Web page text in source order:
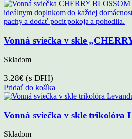
Vonná sviečka v skle
Skladom
3.28€ (s DPH)
Pridať do košíka
Vonná sviečka v skle trikolóra
Skladom